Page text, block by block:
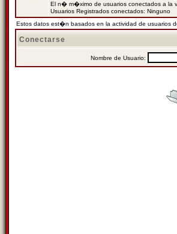
El n� m�ximo de usuarios conectados a la
Usuarios Registrados conectados: Ninguno
Estos datos est�n basados en la actividad de usuarios
Conectarse
Nombre de Usuario: